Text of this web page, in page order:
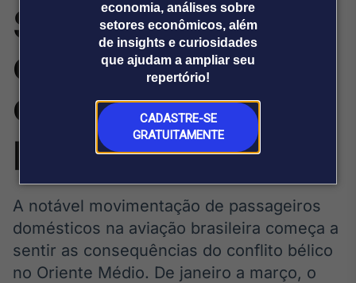
economia, análises sobre
setores econômicos, além
de insights e curiosidades
que ajudam a ampliar seu
repertório!
CADASTRE-SE
GRATUITAMENTE
Plataformas
Broadcast
Broadcast+
O mercado
financeiro em
tempo real
Broadcast
Agro
Tudo sobre o
agronegócio
Sobre nós Releases Broadcast
Prêmio Broadcast
Analistas
Prêmio Broadcast
Empresas
Agências de
comunicação
Releases
Socorro a
empresas aéreas
é estratégico
para o turismo
A notável movimentação de passageiros
domésticos na aviação brasileira começa a
sentir as consequências do conflito bélico
no Oriente Médio. De janeiro a março, o